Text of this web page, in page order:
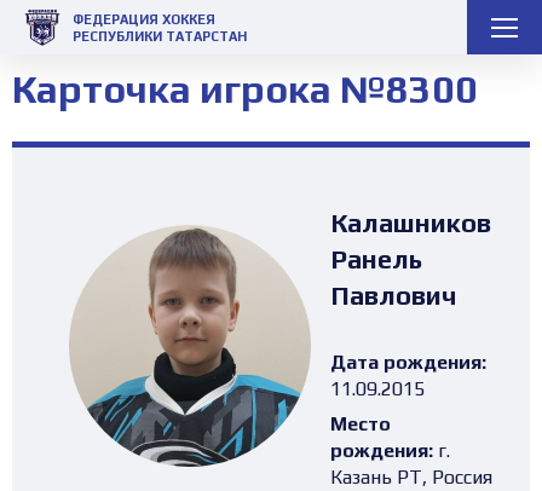
ФЕДЕРАЦИЯ ХОККЕЯ
РЕСПУБЛИКИ ТАТАРСТАН
Карточка игрока №8300
Калашников
Ранель
Павлович
Дата рождения:
11.09.2015
Место
рождения: г.
Казань РТ, Россия